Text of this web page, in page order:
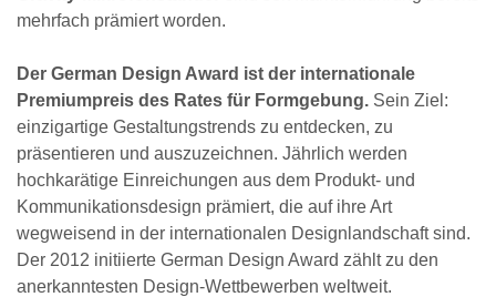
mehrfach prämiert worden.
Der German Design Award ist der internationale
Premiumpreis des Rates für Formgebung. Sein Ziel:
einzigartige Gestaltungstrends zu entdecken, zu
präsentieren und auszuzeichnen. Jährlich werden
hochkarätige Einreichungen aus dem Produkt- und
Kommunikationsdesign prämiert, die auf ihre Art
wegweisend in der internationalen Designlandschaft sind.
Der 2012 initiierte German Design Award zählt zu den
anerkanntesten Design-Wettbewerben weltweit.